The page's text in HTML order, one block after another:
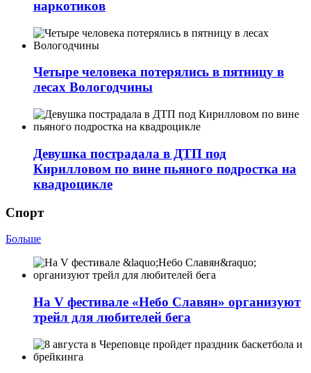
наркотиков
Четыре человека потерялись в пятницу в
лесах Вологодчины
Девушка пострадала в ДТП под
Кирилловом по вине пьяного подростка на
квадроцикле
Спорт
Больше
На V фестивале «Небо Славян» организуют
трейл для любителей бега